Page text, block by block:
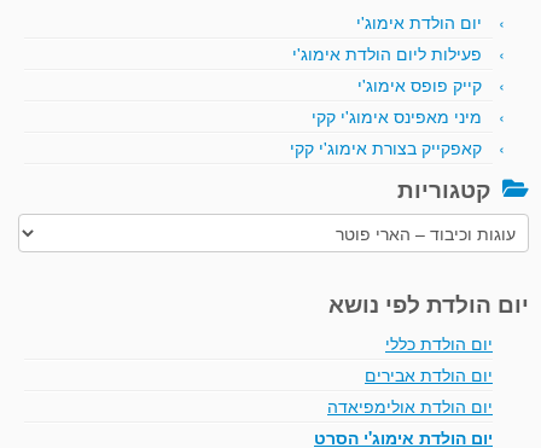
יום הולדת אימוג'י
פעילות ליום הולדת אימוג'י
קייק פופס אימוג'י
מיני מאפינס אימוג'י קקי
קאפקייק בצורת אימוג'י קקי
קטגוריות
קטגוריות
יום הולדת לפי נושא
יום הולדת כללי
יום הולדת אבירים
יום הולדת אולימפיאדה
יום הולדת אימוג'י הסרט